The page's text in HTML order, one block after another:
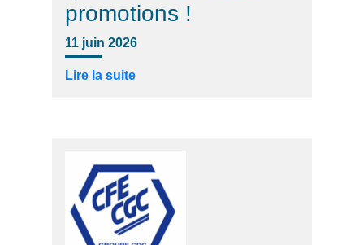
promotions !
11 juin 2026
Lire la suite